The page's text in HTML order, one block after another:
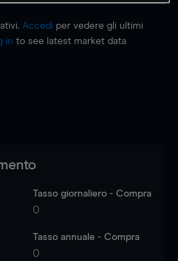
Accedi per vedere gli ultimi
in to see latest market data
Tasso giornaliero - Compra
0
Tasso annuale - Compra
0